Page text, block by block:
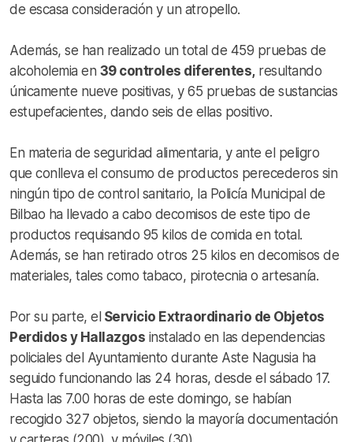
de escasa consideración y un atropello.
Además, se han realizado un total de 459 pruebas de
alcoholemia en 39 controles diferentes, resultando
únicamente nueve positivas, y 65 pruebas de sustancias
estupefacientes, dando seis de ellas positivo.
En materia de seguridad alimentaria, y ante el peligro
que conlleva el consumo de productos perecederos sin
ningún tipo de control sanitario, la Policía Municipal de
Bilbao ha llevado a cabo decomisos de este tipo de
productos requisando 95 kilos de comida en total.
Además, se han retirado otros 25 kilos en decomisos de
materiales, tales como tabaco, pirotecnia o artesanía.
Por su parte, elServicio Extraordinario de Objetos
Perdidos y Hallazgos instalado en las dependencias
policiales del Ayuntamiento durante Aste Nagusia ha
seguido funcionando las 24 horas, desde el sábado 17.
Hasta las 7.00 horas de este domingo, se habían
recogido 327 objetos, siendo la mayoría documentación